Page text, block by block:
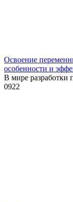
Освоение
особенности и
В мире разработки
0922